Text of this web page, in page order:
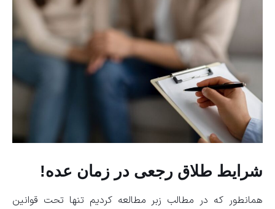
شرایط طلاق رجعی در زمان عده!
همانطور که در مطالب زبر مطالعه کردیم تنها تحت قوانین